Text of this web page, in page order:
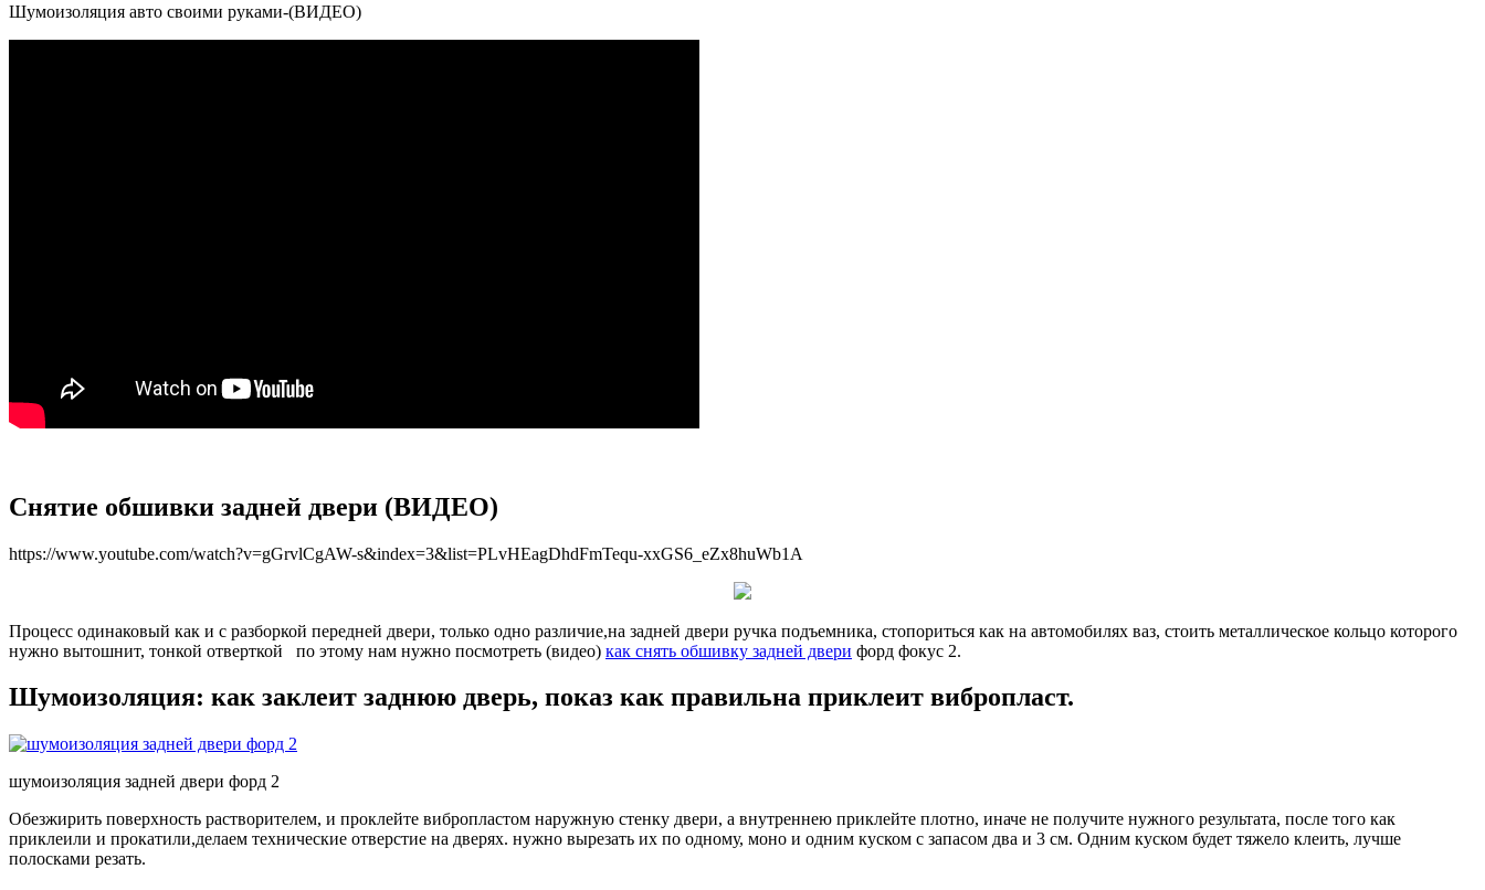
Шумоизоляция авто своими руками-(ВИДЕО)
Снятие обшивки задней двери (ВИДЕО)
https://www.youtube.com/watch?v=gGrvlCgAW-s&index=3&list=PLvHEagDhdFmTequ-xxGS6_eZx8huWb1A
Процесс одинаковый как и с разборкой передней двери, только одно различие,на задней двери ручка подъемника, стопориться как на автомобилях ваз, стоить металлическое кольцо которого
нужно вытошнит, тонкой отверткой по этому нам нужно посмотреть (видео) как снять обшивку задней двери форд фокус 2.
Шумоизоляция: как заклеит заднюю дверь, показ как правильна приклеит вибропласт.
шумоизоляция задней двери форд 2
Обезжирить поверхность растворителем, и проклейте вибропластом наружную стенку двери, а внутреннею приклейте плотно, иначе не получите нужного результата, после того как
приклеили и прокатили,делаем технические отверстие на дверях. нужно вырезать их по одному, моно и одним куском с запасом два и 3 см. Одним куском будет тяжело клеить, лучше
полосками резать.